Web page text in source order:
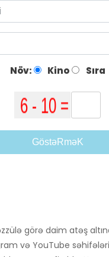
Növ: Kino Sıra
GöstəRməK
görə daim atəş
və YouTube